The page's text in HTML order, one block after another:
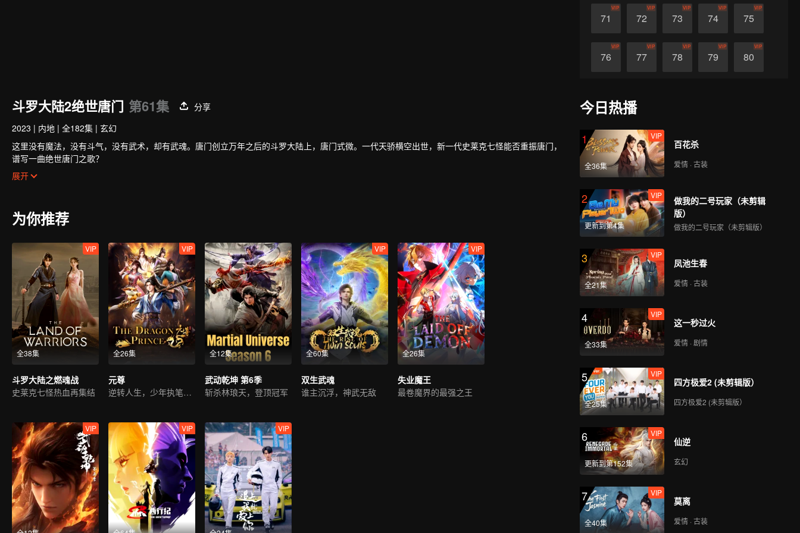
71
VIP
72
VIP
73
VIP
74
VIP
75
VIP
76
VIP
77
VIP
78
VIP
79
VIP
80
VIP
86 87
斗罗大陆2绝世唐门 第61集
分享
2023 | 内地 | 全182集 | 玄幻
这里没有魔法，没有斗气，没有武术，却有武魂。唐门创立万年之后的斗罗大陆上，唐门式微。一代天骄横空出世，新一代史莱克七怪能否重振唐门，
谱写一曲绝世唐门之歌？
百万年魂兽，手握日月摘星辰的死灵圣法神，导致唐门衰落的全新魂导器体系。一切的神奇都将一一展现。
唐门暗器能否重振雄风，唐门能否重现辉煌？
展开
为你推荐
全38集
VIP
斗罗大陆之燃魂战
史莱克七怪热血再集结
全26集
VIP
元尊
逆转人生，少年执笔破苍穹
全12集
武动乾坤 第6季
斩杀林琅天，登顶冠军
全60集
VIP
双生武魂
谁主沉浮，神武无敌
全26集
VIP
失业魔王
最卷魔界的最强之王
VIP VIP VIP
今日热播
1
全36集
VIP
百花杀
爱情 · 古装
2
更新到第4集
VIP
做我的二号玩家（未剪辑
版）
做我的二号玩家（未剪辑版）
3
全21集
VIP
凤池生春
爱情 · 古装
4
全33集
VIP
这一秒过火
爱情 · 剧情
5
全25集
VIP
四方极爱2 (未剪辑版）
四方极爱2 (未剪辑版）
6
更新到第152集
VIP
仙逆
玄幻
7
全40集
VIP
莫离
爱情 · 古装